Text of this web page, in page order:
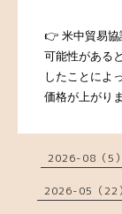
👉 米中貿易協
可能性がある
したことによ
価格が上がり
2026-08（5）
2026-05（22）